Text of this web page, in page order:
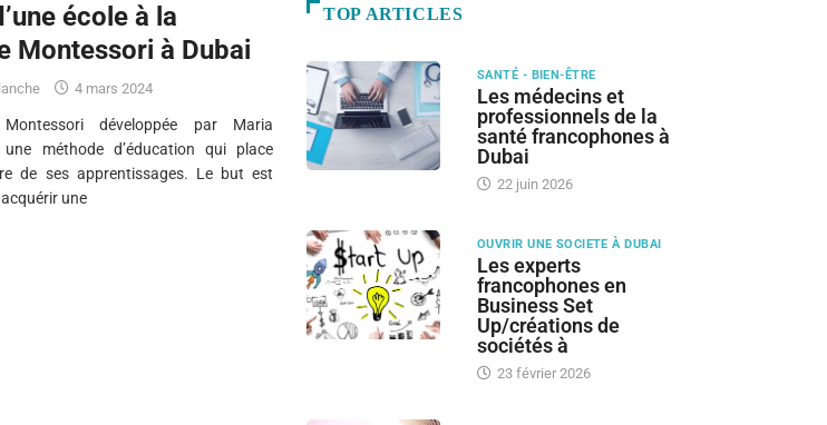
école à la
Montessori à Dubai
4 mars 2024
développée par Maria
méthode d’éducation qui place
de ses apprentissages. Le but est
acquérir une
TOP ARTICLES
SANTÉ - BIEN-ÊTRE
Les médecins et
professionnels de la
santé francophones à
Dubai
22 juin 2026
OUVRIR UNE SOCIETE À DUBAI
Les experts
francophones en
Business Set
Up/créations de
sociétés à
23 février 2026